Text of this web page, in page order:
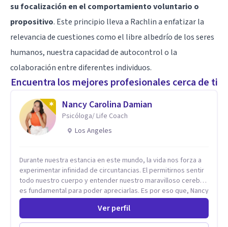
su focalización en el comportamiento voluntario o
propositivo. Este principio lleva a Rachlin a enfatizar la
relevancia de cuestiones como el libre albedrío de los seres
humanos, nuestra capacidad de autocontrol o la
colaboración entre diferentes individuos.
Encuentra los mejores profesionales cerca de ti
Nancy Carolina Damian
Psicóloga/ Life Coach
Los Angeles
Durante nuestra estancia en este mundo, la vida nos forza a
experimentar infinidad de circuntancias. El permitirnos sentir
todo nuestro cuerpo y entender nuestro maravilloso cerebro,
es fundamental para poder apreciarlas. Es por eso que, Nancy
Damian esta dispuesta a brindarte una mano amiga atravez de
herramientas fundamentales para crecer y fortalecer tu
mente, alma y SER. El cómo percibimos y manejamos
Ver perfil